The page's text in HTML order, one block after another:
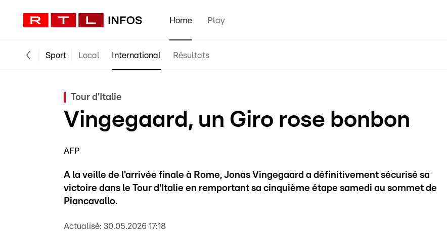
Home Play
Sport Local International Résultats
Tour d'Italie
Vingegaard, un Giro rose bonbon
AFP
A la veille de l'arrivée finale à Rome, Jonas Vingegaard a définitivement sécurisé sa
victoire dans le Tour d'Italie en remportant sa cinquième étape samedi au sommet de
Piancavallo.
Actualisé: 30.05.2026 17:18